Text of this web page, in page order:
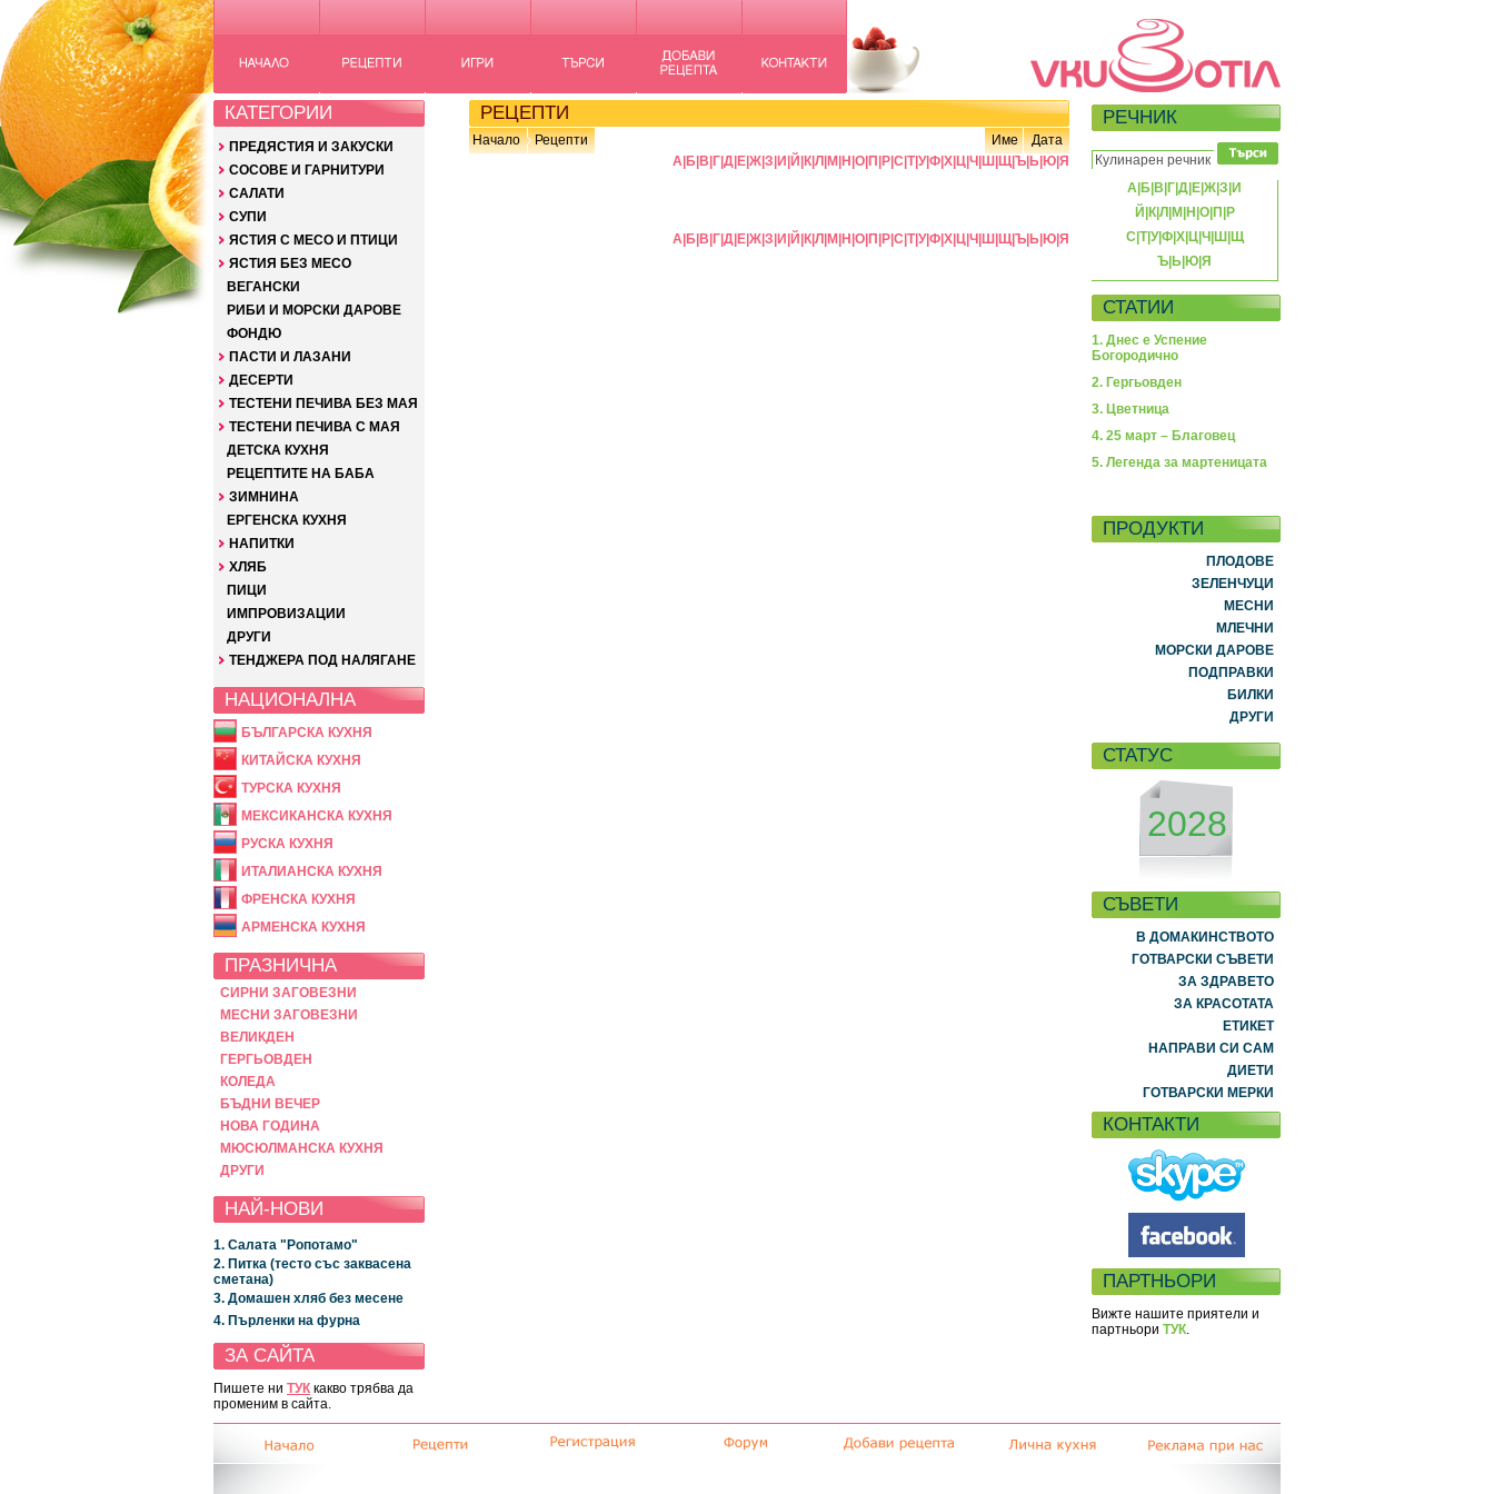
КАТЕГОРИИ
ПРЕДЯСТИЯ И ЗАКУСКИ
СОСОВЕ И ГАРНИТУРИ
САЛАТИ
СУПИ
ЯСТИЯ С МЕСО И ПТИЦИ
ЯСТИЯ БЕЗ МЕСО
ВЕГАНСКИ
РИБИ И МОРСКИ ДАРОВЕ
ФОНДЮ
ПАСТИ И ЛАЗАНИ
ДЕСЕРТИ
ТЕСТЕНИ ПЕЧИВА БЕЗ МАЯ
ТЕСТЕНИ ПЕЧИВА С МАЯ
ДЕТСКА КУХНЯ
РЕЦЕПТИТЕ НА БАБА
ЗИМНИНА
ЕРГЕНСКА КУХНЯ
НАПИТКИ
ХЛЯБ
ПИЦИ
ИМПРОВИЗАЦИИ
ДРУГИ
ТЕНДЖЕРА ПОД НАЛЯГАНЕ
НАЦИОНАЛНА
БЪЛГАРСКА КУХНЯ
КИТАЙСКА КУХНЯ
ТУРСКА КУХНЯ
МЕКСИКАНСКА КУХНЯ
РУСКА КУХНЯ
ИТАЛИАНСКА КУХНЯ
ФРЕНСКА КУХНЯ
АРМЕНСКА КУХНЯ
ПРАЗНИЧНА
СИРНИ ЗАГОВЕЗНИ
МЕСНИ ЗАГОВЕЗНИ
ВЕЛИКДЕН
ГЕРГЬОВДЕН
КОЛЕДА
БЪДНИ ВЕЧЕР
НОВА ГОДИНА
МЮСЮЛМАНСКА КУХНЯ
ДРУГИ
НАЙ-НОВИ
1. Салата "Ропотамо"
2. Питка (тесто със заквасена
сметана)
3. Домашен хляб без месене
4. Пърленки на фурна
ЗА САЙТА
Пишете ни ТУК какво трябва да
променим в сайта.
РЕЦЕПТИ
Начало Рецепти Име
Дата
А Б В Г Д Е Ж З И Й К Л М Н О П Р С Т|У|Ф Х Ц Ч Ш Щ Ъ Ь Ю Я
А Б В Г Д Е Ж З И Й К Л М Н О П Р С Т|У|Ф Х Ц Ч Ш Щ Ъ Ь Ю Я
РЕЧНИК
А Б В Г Д Е Ж З И
Й К| Л М Н О| П Р
С Т|У|Ф| Х| Ц| Ч Ш Щ
Ъ Ь Ю Я
СТАТИИ
1. Днес е Успение
Богородично
2. Гергьовден
3. Цветница
4. 25 март – Благовец
5. Легенда за мартеницата
ПРОДУКТИ
ПЛОДОВЕ
ЗЕЛЕНЧУЦИ
МЕСНИ
МЛЕЧНИ
МОРСКИ ДАРОВЕ
ПОДПРАВКИ
БИЛКИ
ДРУГИ
СТАТУС
2028
СЪВЕТИ
В ДОМАКИНСТВОТО
ГОТВАРСКИ СЪВЕТИ
ЗА ЗДРАВЕТО
ЗА КРАСОТАТА
ЕТИКЕТ
НАПРАВИ СИ САМ
ДИЕТИ
ГОТВАРСКИ МЕРКИ
КОНТАКТИ
ПАРТНЬОРИ
Вижте нашите приятели и
партньори ТУК.